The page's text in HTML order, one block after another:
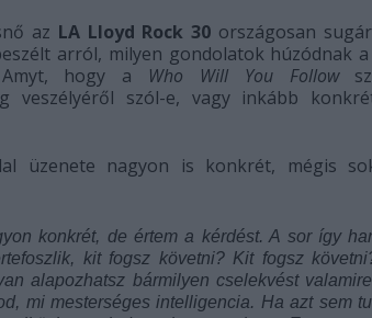
az LA Lloyd Rock 30 országosan
arról, milyen gondolatok húzódnak
hogy a Who Will You Follow
veszélyéről szól-e, vagy inkább
üzenete nagyon is konkrét, mégis
konkrét, de értem a kérdést. A sor így
kit fogsz követni? Kit fogsz
alapozhatsz bármilyen cselekvést
mi mesterséges intelligencia. Ha azt sem